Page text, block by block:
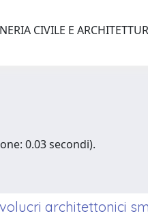
CIVILE E
0.03 secondi).
architettonici